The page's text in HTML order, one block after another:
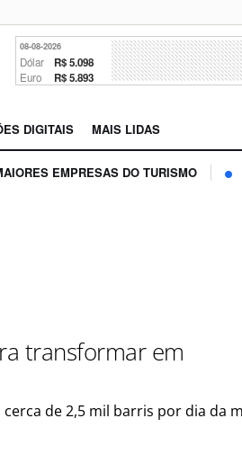
08-08-2026
Dólar R$ 5.098
Euro R$ 5.893
DIGITAIS MAIS LIDAS
EMPRESAS DO TURISMO
transformar em
de 2,5 mil barris por dia da